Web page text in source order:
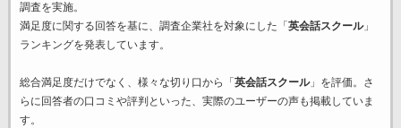
調査を実施。
満足度に関する回答を基に、調査企業社を対象にした「 英会話スクール」
ランキングを発表しています。
総合満足度だけでなく、様々な切り口から「 英会話スクール」を評価。さ
らに回答者の口コミや評判といった、実際のユーザーの声も掲載していま
す。